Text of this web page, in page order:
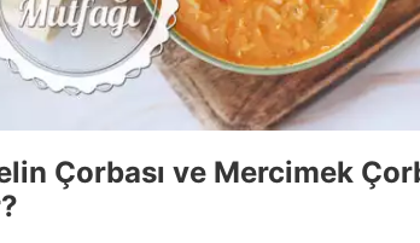
Çorbası ve Mercimek